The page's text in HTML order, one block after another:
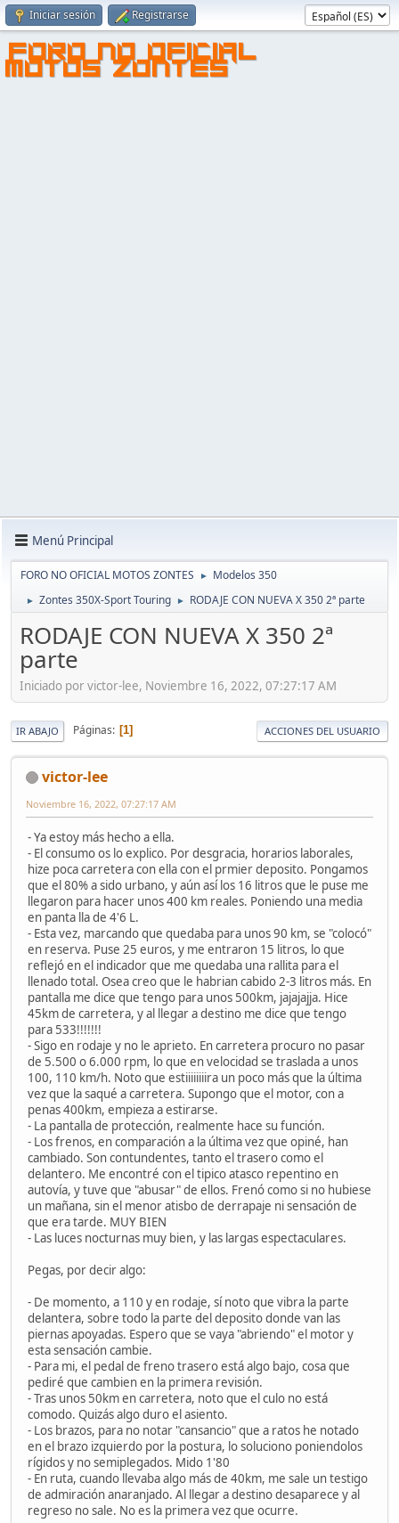
Iniciar sesión Registrarse
FORO NO OFICIAL
MOTOS ZONTES
Menú Principal
FORO NO OFICIAL MOTOS ZONTES ► Modelos 350
► Zontes 350X-Sport Touring ► RODAJE CON NUEVA X 350 2ª parte
RODAJE CON NUEVA X 350 2ª
parte
Iniciado por victor-lee, Noviembre 16, 2022, 07:27:17 AM
IR ABAJO Páginas 1 ACCIONES DEL USUARIO
victor-lee
Noviembre 16, 2022, 07:27:17 AM
- Ya estoy más hecho a ella.
- El consumo os lo explico. Por desgracia, horarios laborales,
hize poca carretera con ella con el prmier deposito. Pongamos
que el 80% a sido urbano, y aún así los 16 litros que le puse me
llegaron para hacer unos 400 km reales. Poniendo una media
en panta lla de 4'6 L.
- Esta vez, marcando que quedaba para unos 90 km, se "colocó"
en reserva. Puse 25 euros, y me entraron 15 litros, lo que
reflejó en el indicador que me quedaba una rallita para el
llenado total. Osea creo que le habrian cabido 2-3 litros más. En
pantalla me dice que tengo para unos 500km, jajajajja. Hice
45km de carretera, y al llegar a destino me dice que tengo
para 533!!!!!!!
- Sigo en rodaje y no le aprieto. En carretera procuro no pasar
de 5.500 o 6.000 rpm, lo que en velocidad se traslada a unos
100, 110 km/h. Noto que estiiiiiiiira un poco más que la última
vez que la saqué a carretera. Supongo que el motor, con a
penas 400km, empieza a estirarse.
- La pantalla de protección, realmente hace su función.
- Los frenos, en comparación a la última vez que opiné, han
cambiado. Son contundentes, tanto el trasero como el
delantero. Me encontré con el tipico atasco repentino en
autovía, y tuve que "abusar" de ellos. Frenó como si no hubiese
un mañana, sin el menor atisbo de derrapaje ni sensación de
que era tarde. MUY BIEN
- Las luces nocturnas muy bien, y las largas espectaculares.
Pegas, por decir algo:
- De momento, a 110 y en rodaje, sí noto que vibra la parte
delantera, sobre todo la parte del deposito donde van las
piernas apoyadas. Espero que se vaya "abriendo" el motor y
esta sensación cambie.
- Para mi, el pedal de freno trasero está algo bajo, cosa que
pediré que cambien en la primera revisión.
- Tras unos 50km en carretera, noto que el culo no está
comodo. Quizás algo duro el asiento.
- Los brazos, para no notar "cansancio" que a ratos he notado
en el brazo izquierdo por la postura, lo soluciono poniendolos
rígidos y no semiplegados. Mido 1'80
- En ruta, cuando llevaba algo más de 40km, me sale un testigo
de admiración anaranjado. Al llegar a destino desaparece y al
regreso no sale. No es la primera vez que ocurre.